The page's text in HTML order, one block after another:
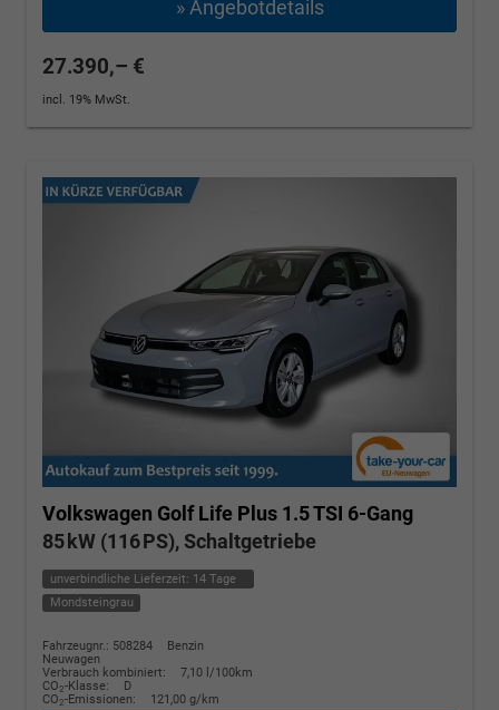
» Angebotdetails
27.390,– €
incl. 19% MwSt.
Volkswagen Golf Life Plus 1.5 TSI 6-Gang
85 kW (116 PS), Schaltgetriebe
unverbindliche Lieferzeit: 14 Tage
Mondsteingrau
Fahrzeugnr.: 508284
Benzin
Neuwagen
Verbrauch kombiniert:
7,10 l/100km
CO2-Klasse:
D
CO2-Emissionen: 121,00 g/km